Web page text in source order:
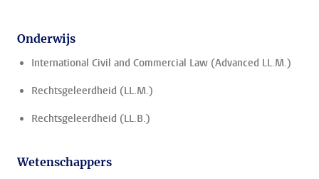
Onderwijs
International Civil and Commercial Law (Advanced LL.M.)
Rechtsgeleerdheid (LL.M.)
Rechtsgeleerdheid (LL.B.)
Wetenschappers